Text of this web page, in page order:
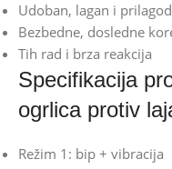
Udoban, lagan i
Bezbedne, dosledne
Tih rad i brza reakcija
Specifikacija
ogrlica protiv
Režim 1: bip + vibracija